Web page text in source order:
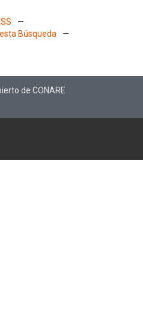
—
Búsqueda
—
de CONARE